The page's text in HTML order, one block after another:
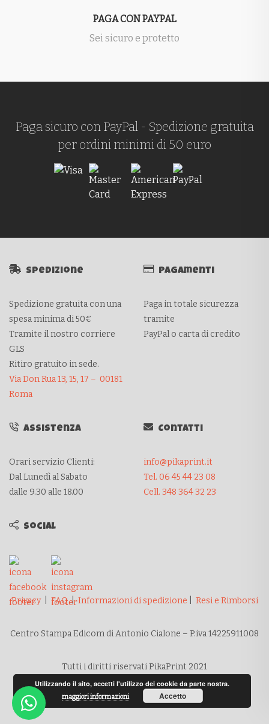
PAGA CON PAYPAL
Sei sicuro e protetto
Paga sicuro con PayPal - Spedizione gratuita
per ordini minimi di 50 euro
Spedizione
Spedizione gratuita con una
spesa minima di 50€
Tramite il nostro corriere
GLS
Ritiro gratuito in sede.
Via Don Rua 13, 15, 17 – 00181
Roma
Pagamenti
Paga in totale sicurezza
tramite
PayPal o carta di credito
Assistenza
Orari servizio Clienti:
Dal Lunedì al Sabato
dalle 9.30 alle 18.00
Contatti
info@pikaprint.it
Tel. 06 45 44 23 08
Cell. 348 364 32 23
Social
Privacy| FAQ|Informazioni di spedizione Resi e Rimborsi
Centro Stampa Edicom di Antonio Cialone – P.iva 14225911008
Tutti i diritti riservati PikaPrint 2021
Utilizzando il sito, accetti l'utilizzo dei cookie da parte nostra.
maggiori informazioni Accetto